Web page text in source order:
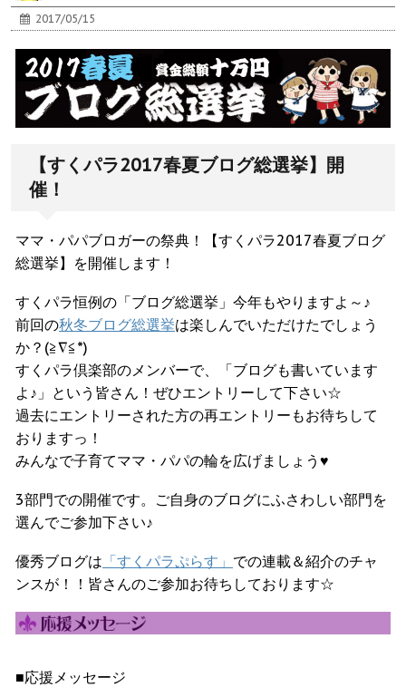
2017/05/15
【すくパラ2017春夏ブログ総選挙】開
催！
ママ・パパブロガーの祭典！【すくパラ2017春夏ブログ
総選挙】を開催します！
すくパラ恒例の「ブログ総選挙」今年もやりますよ～♪
前回の秋冬ブログ総選挙は楽しんでいただけたでしょう
か？(≧∇≦*)
すくパラ倶楽部のメンバーで、「ブログも書いています
よ♪」という皆さん！ぜひエントリーして下さい☆
過去にエントリーされた方の再エントリーもお待ちして
おりますっ！
みんなで子育てママ・パパの輪を広げましょう♥
3部門での開催です。ご自身のブログにふさわしい部門を
選んでご参加下さい♪
優秀ブログは 「すくパラぷらす」 での連載＆紹介のチャ
ンスが！！皆さんのご参加お待ちしております☆
■応援メッセージ